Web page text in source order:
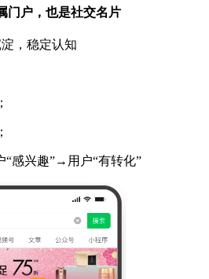
门户，也是社交名片
淀，稳定认知
“感兴趣”→用户“有转化”